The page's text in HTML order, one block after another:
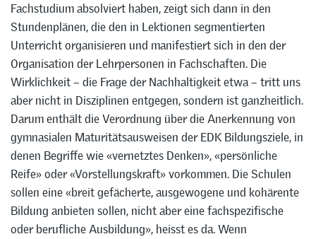
Fachstudium absolviert haben, zeigt sich dann in den
Stundenplänen, die den in Lektionen segmentierten
Unterricht organisieren und manifestiert sich in den der
Organisation der Lehrpersonen in Fachschaften. Die
Wirklichkeit – die Frage der Nachhaltigkeit etwa – tritt uns
aber nicht in Disziplinen entgegen, sondern ist ganzheitlich.
Darum enthält die Verordnung über die Anerkennung von
gymnasialen Maturitätsausweisen der EDK Bildungsziele, in
denen Begriffe wie «vernetztes Denken», «persönliche
Reife» oder «Vorstellungskraft» vorkommen. Die Schulen
sollen eine «breit gefächerte, ausgewogene und kohärente
Bildung anbieten sollen, nicht aber eine fachspezifische
oder berufliche Ausbildung», heisst es da. Wenn